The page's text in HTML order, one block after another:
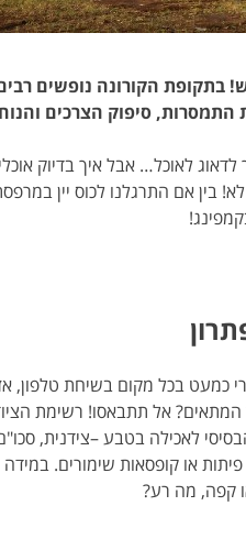
הקורונה נופשים
סיפוק הצרכים
לאוכל… אבל איך בדיוק
אם התרגלנו לכוס יין
כמעט בכל מקום בשיחת טלפון,
אל תתבאסו! רשימת
לאכילה בטבע –צידנית,
פיתות או קופסאות שימורים.
קפה, מה רע?